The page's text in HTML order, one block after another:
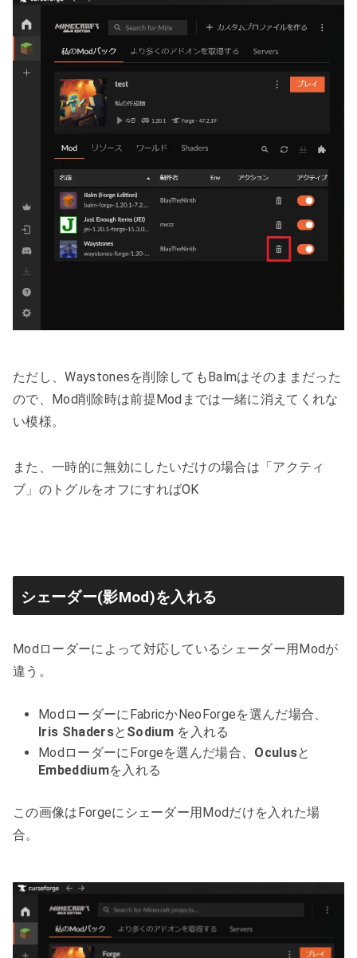
ただし、Waystonesを削除してもBalmはそのままだった
ので、Mod削除時は前提Modまでは一緒に消えてくれな
い模様。
また、一時的に無効にしたいだけの場合は「アクティ
ブ」のトグルをオフにすればOK
シェーダー(影Mod)を入れる
Modローダーによって対応しているシェーダー用Modが
違う。
ModローダーにFabricかNeoForgeを選んだ場合、
Iris Shadersと Sodium を入れる
ModローダーにForgeを選んだ場合、 Oculusと
Embeddiumを入れる
この画像はForgeにシェーダー用Modだけを入れた場
合。